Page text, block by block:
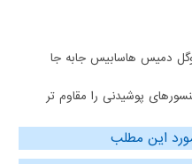
دمیس هاسابیس جابه جا
پوشیدنی را مقاوم تر
مورد این مطلب